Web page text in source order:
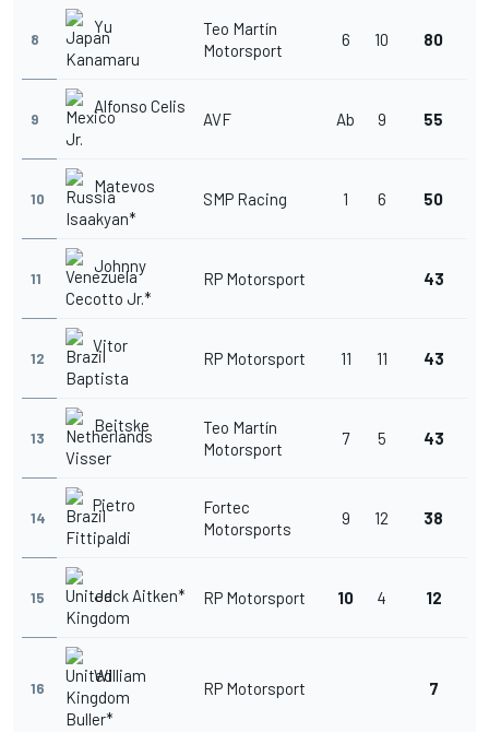
8
Yu
Kanamaru
Teo Martín
Motorsport
6 10 80
9
Alfonso Celis
Jr.
AVF Ab 9 55
10
Matevos
Isaakyan*
SMP Racing 1 6 50
11
Johnny
Cecotto Jr.*
RP Motorsport 43
12
Vitor
Baptista
RP Motorsport 11 11 43
13
Beitske
Visser
Teo Martín
Motorsport
7 5 43
14
Pietro
Fittipaldi
Fortec
Motorsports
9 12 38
15 Jack Aitken* RP Motorsport 10 4 12
16
William
Buller*
RP Motorsport 7